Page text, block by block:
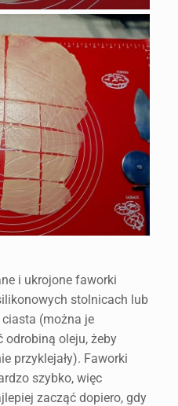
i ukrojone faworki
stolnicach lub
(można je
odrobiną oleju, żeby
przyklejały). Faworki
szybko, więc
zacząć dopiero, gdy